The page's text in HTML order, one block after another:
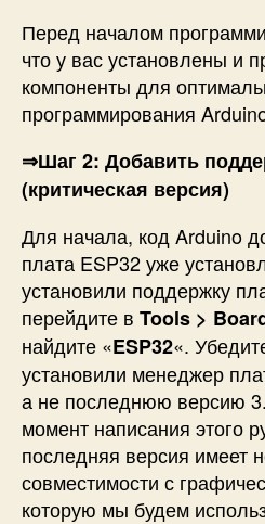
Перед началом
что у вас установлены и
компоненты для
программирования
⇒Шаг 2: Добавить
(критическая версия)
Для начала, код Arduino
плата ESP32 уже
установили поддержку
перейдите в Tools >
найдите «ESP32«.
установили менеджер
а не последнюю версию
момент написания этого
последняя версия имеет
совместимости с
которую мы будем